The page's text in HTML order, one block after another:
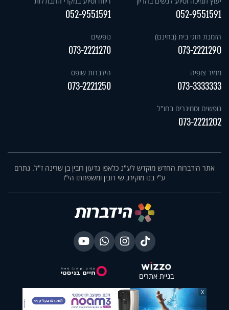
052-9551591
052-9551591
הזמנת חוגי בית (בחינם)
073-2221290
נופשים
073-2221270
ממיר צופיה
073-3333333
הידברות שופס
073-2221250
נופשים וסמינרים בחו"ל
073-2221202
אתר הידברות החדש מוקדש לע"נ כלאפו גדעון רובין בן שרינה ז"ל. נתרם
ע"י בנו מוקירו, שי רובין ומשפחתו הי"ו
בניית אתרים
X